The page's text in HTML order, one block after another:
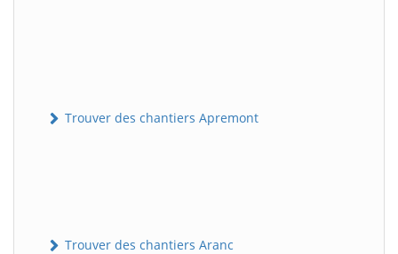
Trouver des chantiers Apremont
Trouver des chantiers Aranc